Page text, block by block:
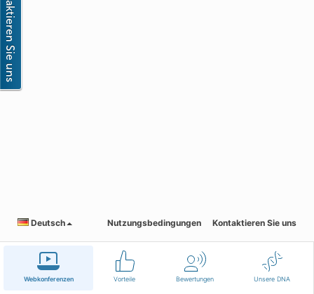
Webkonferenzen Vorteile Bewertungen Unsere DNA
Deutsch Nutzungsbedingungen Kontaktieren Sie uns